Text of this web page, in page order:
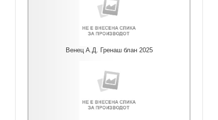
Венец А.Д. Гренаш блан 2025